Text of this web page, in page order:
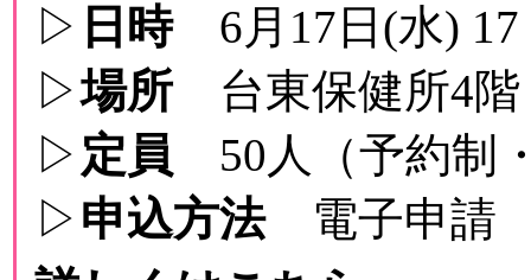
▷ 日時6月17日(水) 17
▷場所 台東保健所4階
▷ 定員 50人（予約制
▷ 申込方法電子申請